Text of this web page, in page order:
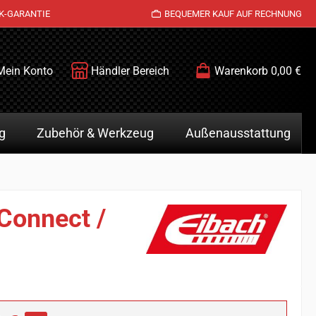
GARANTIE BEQUEMER KAUF AUF RECHNUNG
Konto Händler Bereich Warenkorb 0,00 €
Zubehör & Werkzeug Außenausstattung
/